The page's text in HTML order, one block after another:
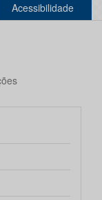
Acessibilidade